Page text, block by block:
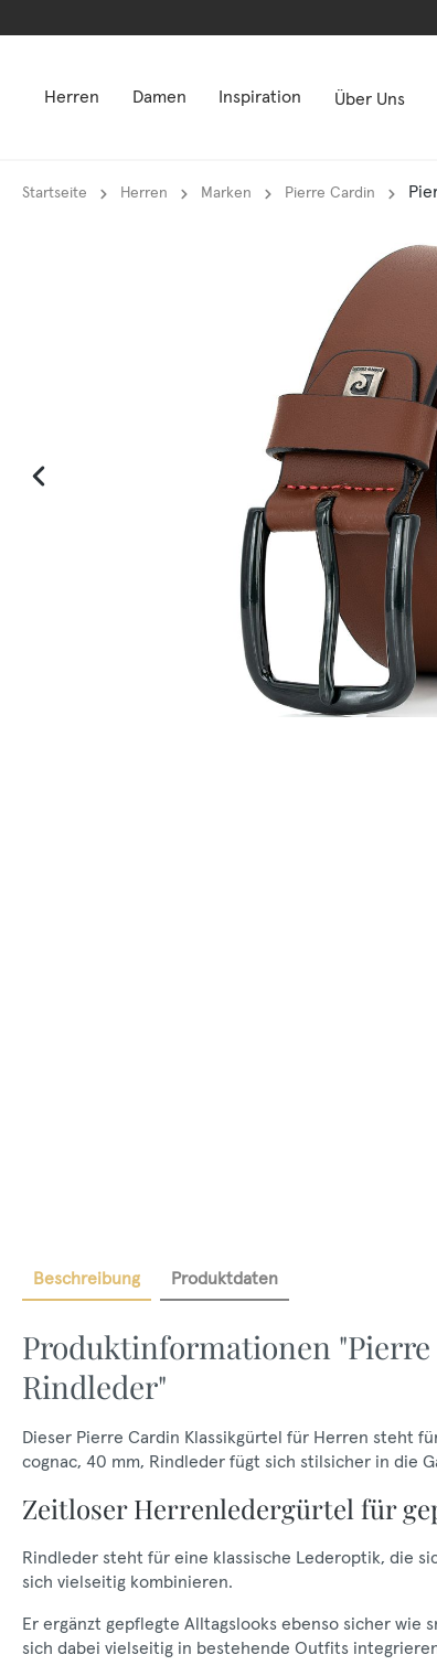
Herren Damen Inspiration Über Uns
Startseite Herren Marken Pierre Cardin
Beschreibung Produktdaten
Produktinformationen
Rindleder"
Dieser Pierre Cardin Klassikgürtel für Herren steht
cognac, 40 mm, Rindleder fügt sich stilsicher in die
Zeitloser Herrenledergürtel für
Rindleder steht für eine klassische Lederoptik, die
sich vielseitig kombinieren.
Er ergänzt gepflegte Alltagslooks ebenso sicher wie
sich dabei vielseitig in bestehende Outfits